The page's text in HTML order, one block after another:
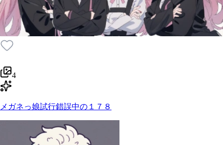
4
メガネっ娘試行錯誤中の１７８